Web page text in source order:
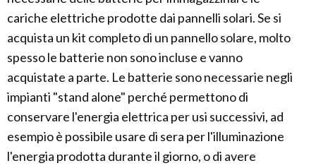
cariche elettriche prodotte dai pannelli solari. Se si
acquista un kit completo di un pannello solare, molto
spesso le batterie non sono incluse e vanno
acquistate a parte. Le batterie sono necessarie negli
impianti "stand alone" perché permettono di
conservare l'energia elettrica per usi successivi, ad
esempio è possibile usare di sera per l'illuminazione
l'energia prodotta durante il giorno, o di avere